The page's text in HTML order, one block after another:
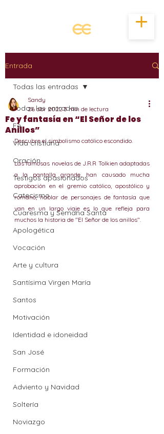
Entrada
Todas las entradas
Fe
Vida cristiana
Oración
Testigos apasionados
Catecismo
Cuaresma y Semana Santa
Apologética
Vocación
Arte y cultura
Santísima Virgen María
Santos
Motivación
Identidad e idoneidad
San José
Formación
Adviento y Navidad
Soltería
Noviazgo
Todas las entradas
Fe y fantasía en “El Señor de los
Anillos”
Sandy
26 abr 20223 min de lectura
Descubre el simbolismo católico escondido.
Las famosas novelas de J.R.R Tolkien adaptadas
a la pantalla grande, han causado mucha
aprobación en el gremio católico, apostólico y
romano, hablar de personajes de fantasía que
van en un largo viaje es lo que refleja para
muchos la historia de "El Señor de los anillos".